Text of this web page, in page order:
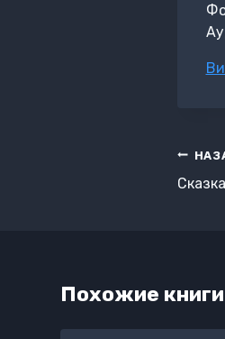
по
Похожие книги